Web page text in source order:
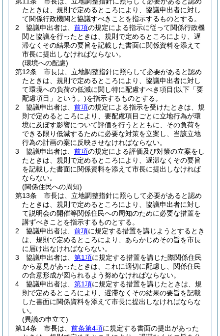
たときは、規則で定めるところにより、協議申出者に対し
て関係行政機関と協議すべきことを指示するものとする。
2
協議申出者は、 前項の規定による指示に従って関係行政機
関と協議を行ったときは、規則で定めるところにより、遅
滞なくその結果の要旨を記載した書面に関係資料を添えて
市長に提出しなければならない。
(環境への配慮)
第12条
市長は、立地調整指針に照らして必要があると認め
たときは、規則で定めるところにより、協議申出者に対し
て環境への負荷の低減に関し特に配慮すべき項目(以下「要
配慮項目」という。)を指示するものとする。
2
協議申出者は、 前項の規定による指示を受けたときは、規
則で定めるところにより、要配慮項目ごとに立地行為が環
境に及ぼす影響について評価を行うとともに、その負荷を
できる限り低減するために必要な対策を立案し、当該立地
行為の計画の案に反映させなければならない。
3
協議申出者は、 前項の規定による評価及び対策の立案をし
たときは、規則で定めるところにより、遅滞なくその要旨
を記載した書面に関係資料を添えて市長に提出しなければ
ならない。
(関係住民への周知)
第13条
市長は、立地調整指針に照らして必要があると認め
たときは、規則で定めるところにより、協議申出者に対し
て説明会の開催等関係住民への周知のために必要な措置を
講ずべきことを指示するものとする。
2
協議申出者は、 前項に規定する措置を講じようとするとき
は、規則で定めるところにより、あらかじめその旨を市長
に届け出なければならない。
3
協議申出者は、 第1項に規定する措置を講じた際関係住民
から意見があったときは、これに適切に配慮し、関係住民
の合意形成が図られるよう努めなければならない。
4
協議申出者は、 第1項に規定する措置を講じたときは、規
則で定めるところにより、遅滞なくその結果の要旨を記載
した書面に関係資料を添えて市長に提出しなければならな
い。
(異議の申立て)
第14条
市長は、 前条第4項に規定する書面の提出があった